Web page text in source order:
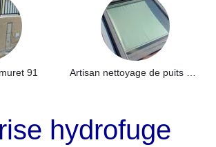
91
hydrofuge